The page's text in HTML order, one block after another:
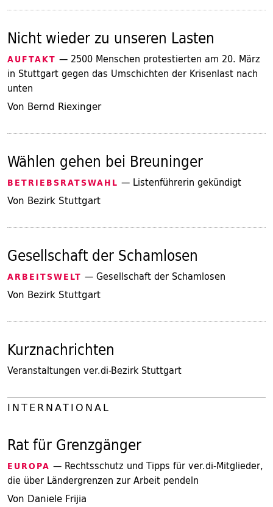
Nicht wieder zu unseren Lasten
AUFTAKT — 2500 Menschen protestierten am 20. März
in Stuttgart gegen das Umschichten der Krisenlast nach
unten
Von Bernd Riexinger
Wählen gehen bei Breuninger
BETRIEBSRATSWAHL — Listenführerin gekündigt
Von Bezirk Stuttgart
Gesellschaft der Schamlosen
ARBEITSWELT — Gesellschaft der Schamlosen
Von Bezirk Stuttgart
Kurznachrichten
Veranstaltungen ver.di-Bezirk Stuttgart
INTERNATIONAL
Rat für Grenzgänger
EUROPA — Rechtsschutz und Tipps für ver.di-Mitglieder,
die über Ländergrenzen zur Arbeit pendeln
Von Daniele Frijia